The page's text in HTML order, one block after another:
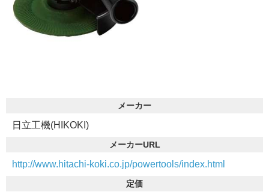
メーカー
日立工機(HIKOKI)
メーカーURL
http://www.hitachi-koki.co.jp/powertools/index.html
定価